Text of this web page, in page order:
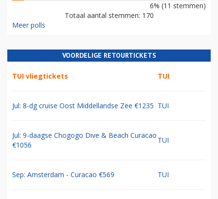
6% (11 stemmen)
Totaal aantal stemmen: 170
Meer polls
VOORDELIGE RETOURTICKETS
TUI vliegtickets TUI
Jul: 8-dg cruise Oost Middellandse Zee €1235 TUI
Jul: 9-daagse Chogogo Dive & Beach Curacao
€1056
TUI
Sep: Amsterdam - Curacao €569 TUI